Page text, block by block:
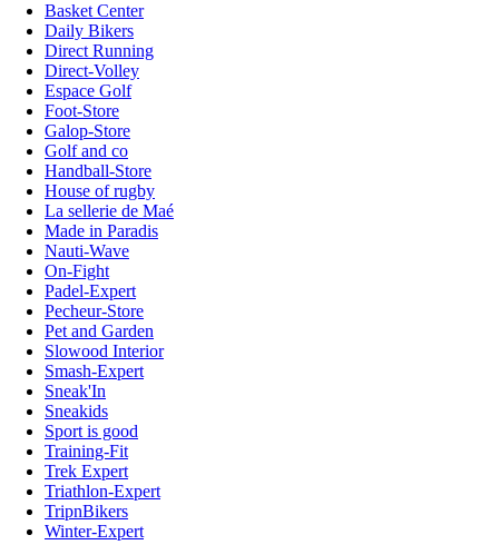
Basket Center
Daily Bikers
Direct Running
Direct-Volley
Espace Golf
Foot-Store
Galop-Store
Golf and co
Handball-Store
House of rugby
La sellerie de Maé
Made in Paradis
Nauti-Wave
On-Fight
Padel-Expert
Pecheur-Store
Pet and Garden
Slowood Interior
Smash-Expert
Sneak'In
Sneakids
Sport is good
Training-Fit
Trek Expert
Triathlon-Expert
TripnBikers
Winter-Expert